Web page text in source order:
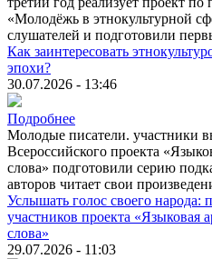
«Молодёжь в этнокультурной
слушателей и подготовили
Как заинтересовать
эпохи?
30.07.2026 - 13:46
Подробнее
Молодые писатели. участники
Всероссийского проекта
слова» подготовили серию
авторов читает свои
Услышать голос своего народа:
участников проекта «Языковая
слова»
29.07.2026 - 11:03